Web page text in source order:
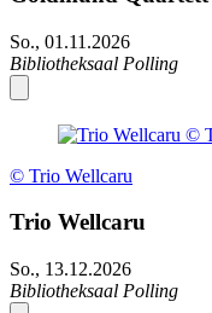
So., 01.11.2026
Bibliotheksaal Polling
© Trio Wellcaru
Trio Wellcaru
So., 13.12.2026
Bibliotheksaal Polling